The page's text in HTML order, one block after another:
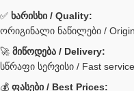
Bobcat ფილტრი
Caterpillar ფილტრი
JCB ფილტრი
✅ ხარისხი / Quality:
ორიგინალი ნაწილები /
🚀 მიწოდება / Delivery:
სწრაფი სერვისი / Fast service
💰 ფასები / Best Prices: